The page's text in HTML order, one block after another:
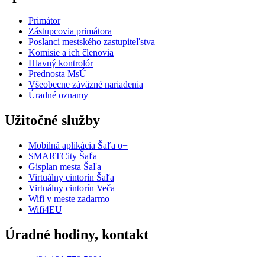
Primátor
Zástupcovia primátora
Poslanci mestského zastupiteľstva
Komisie a ich členovia
Hlavný kontrolór
Prednosta MsÚ
Všeobecne záväzné nariadenia
Úradné oznamy
Užitočné služby
Mobilná aplikácia Šaľa o+
SMARTCity Šaľa
Gisplan mesta Šaľa
Virtuálny cintorín Šaľa
Virtuálny cintorín Veča
Wifi v meste zadarmo
Wifi4EU
Úradné hodiny, kontakt